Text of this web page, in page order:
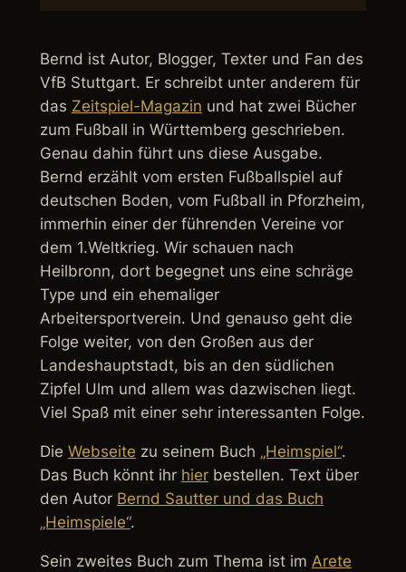
Bernd ist Autor, Blogger, Texter und Fan des
VfB Stuttgart. Er schreibt unter anderem für
das Zeitspiel-Magazin und hat zwei Bücher
zum Fußball in Württemberg geschrieben.
Genau dahin führt uns diese Ausgabe.
Bernd erzählt vom ersten Fußballspiel auf
deutschen Boden, vom Fußball in Pforzheim,
immerhin einer der führenden Vereine vor
dem 1.Weltkrieg. Wir schauen nach
Heilbronn, dort begegnet uns eine schräge
Type und ein ehemaliger
Arbeitersportverein. Und genauso geht die
Folge weiter, von den Großen aus der
Landeshauptstadt, bis an den südlichen
Zipfel Ulm und allem was dazwischen liegt.
Viel Spaß mit einer sehr interessanten Folge.
Die Webseite zu seinem Buch „Heimspiel“.
Das Buch könnt ihr hierbestellen. Text über
den Autor Bernd Sautter und das Buch
„Heimspiele“.
Sein zweites Buch zum Thema ist im Arete